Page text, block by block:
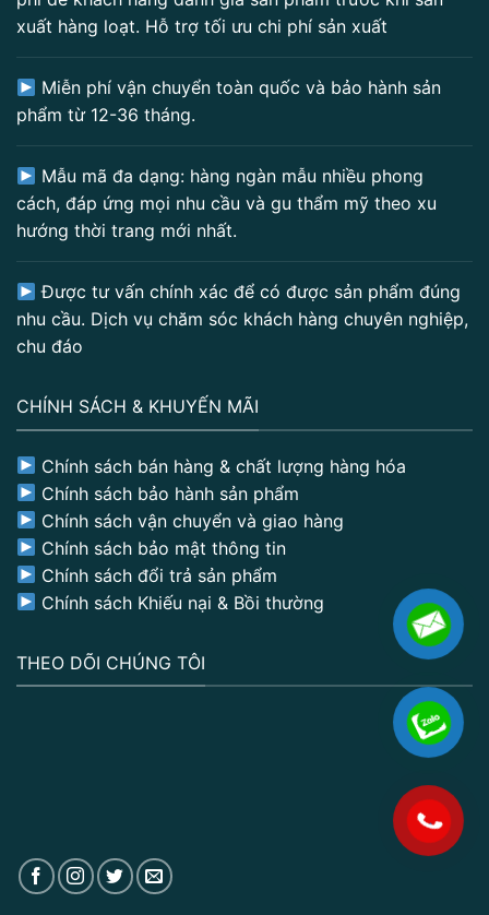
xuất hàng loạt. Hỗ trợ tối ưu chi phí sản xuất
Miễn phí vận chuyển toàn quốc và bảo hành sản
phẩm từ 12-36 tháng.
Mẫu mã đa dạng: hàng ngàn mẫu nhiều phong
cách, đáp ứng mọi nhu cầu và gu thẩm mỹ theo xu
hướng thời trang mới nhất.
Được tư vấn chính xác để có được sản phẩm đúng
nhu cầu. Dịch vụ chăm sóc khách hàng chuyên nghiệp,
chu đáo
CHÍNH SÁCH & KHUYẾN MÃI
Chính sách bán hàng & chất lượng hàng hóa
Chính sách bảo hành sản phẩm
Chính sách vận chuyển và giao hàng
Chính sách bảo mật thông tin
Chính sách đổi trả sản phẩm
Chính sách Khiếu nại & Bồi thường
THEO DÕI CHÚNG TÔI
.